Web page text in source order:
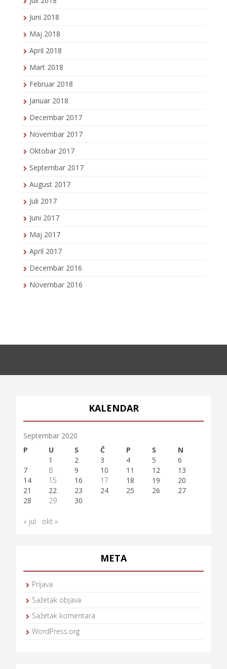
Juni 2018
Maj 2018
April 2018
Mart 2018
Februar 2018
Januar 2018
Decembar 2017
Novembar 2017
Oktobar 2017
Septembar 2017
August 2017
Juli 2017
Juni 2017
Maj 2017
April 2017
Decembar 2016
Novembar 2016
KALENDAR
Septembar 2020
P
U S Č P S
N
1
2 3 4 5
6
7
8 9 10 11 12
13
14
15 16 17 18 19
20
21
22 23 24 25 26
27
28
29 30
« jul okt »
META
Prijava
Sažetak objava
Sažetak komentara
WordPress.org